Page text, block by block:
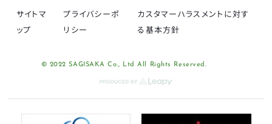
サイトマ
ップ
プライバシーポ
リシー
カスタマーハラスメントに対す
る基本方針
© 2022 SAGISAKA Co., Ltd All Rights Reserved.